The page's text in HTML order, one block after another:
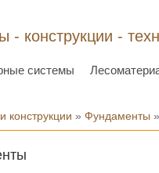
конструкции -
системы
конструкции »Фундаменты